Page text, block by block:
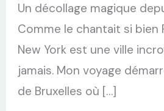
Un décollage magique
Comme le chantait si bien
New York est une ville
jamais. Mon voyage
de Bruxelles où […]